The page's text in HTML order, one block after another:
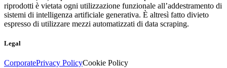
riprodotti è vietata ogni utilizzazione funzionale all’addestramento di
sistemi di intelligenza artificiale generativa. È altresì fatto divieto
espresso di utilizzare mezzi automatizzati di data scraping.
Legal
CorporatePrivacy PolicyCookie Policy